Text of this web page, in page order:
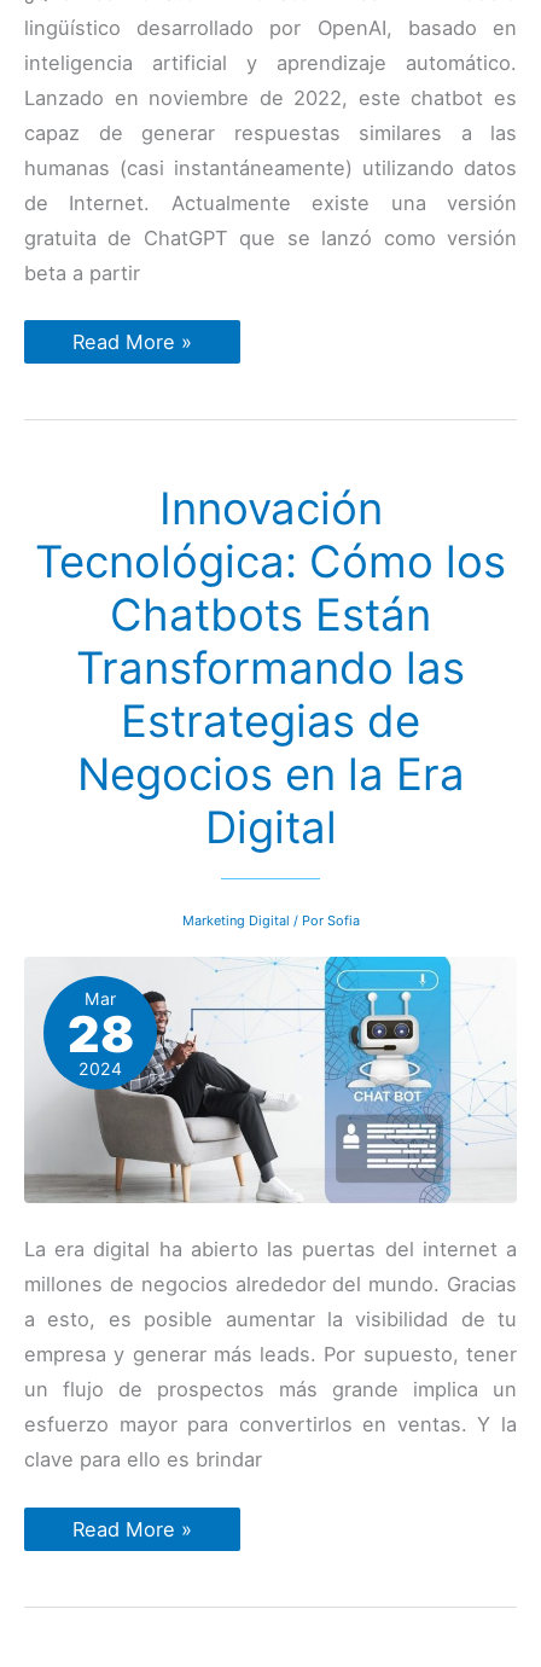
lingüístico desarrollado por OpenAI, basado en
inteligencia artificial y aprendizaje automático.
Lanzado en noviembre de 2022, este chatbot es
capaz de generar respuestas similares a las
humanas (casi instantáneamente) utilizando datos
de Internet. Actualmente existe una versión
gratuita de ChatGPT que se lanzó como versión
beta a partir
ChatGPT:
¿cómo
para
Read More »
Innovación
Tecnológica: Cómo los
Chatbots Están
Transformando las
Estrategias de
Negocios en la Era
Digital
Marketing Digital / Por Sofia
Mar
28
2024
La era digital ha abierto las puertas del internet a
millones de negocios alrededor del mundo. Gracias
a esto, es posible aumentar la visibilidad de tu
empresa y generar más leads. Por supuesto, tener
un flujo de prospectos más grande implica un
esfuerzo mayor para convertirlos en ventas. Y la
clave para ello es brindar
Innovación
Tecnológica:
Chatbots
Read More »